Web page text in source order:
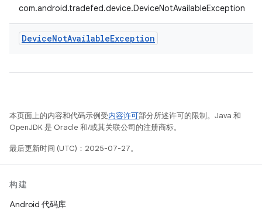
com.android.tradefed.device.DeviceNotAvailableException
DeviceNotAvailableException
本页面上的内容和代码示例受内容许可部分所述许可的限制。Java 和
OpenJDK 是 Oracle 和/或其关联公司的注册商标。
最后更新时间 (UTC)：2025-07-27。
构建
Android 代码库